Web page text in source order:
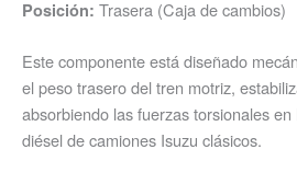
Posición: Trasera (Caja de cambios)
Este componente está diseñado
el peso trasero del tren motriz,
absorbiendo las fuerzas torsionales
diésel de camiones Isuzu clásicos.